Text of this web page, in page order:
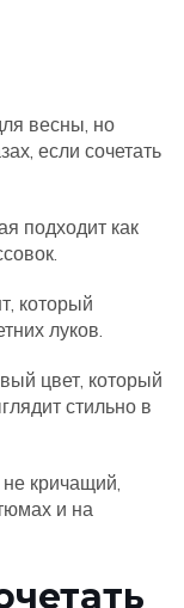
весны, но
если сочетать
подходит как
который
луков.
цвет, который
стильно в
кричащий,
и на